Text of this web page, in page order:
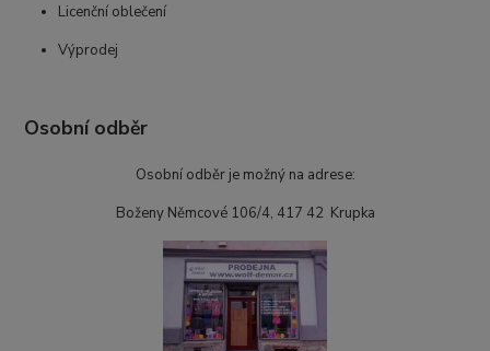
Licenční oblečení
Výprodej
Osobní odběr
Osobní odběr je možný na adrese:
Boženy Němcové 106/4, 417 42 Krupka